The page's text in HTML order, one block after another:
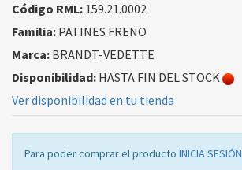
Código RML: 159.21.0002
Familia: PATINES FRENO
Marca: BRANDT-VEDETTE
Disponibilidad: HASTA FIN DEL STOCK
Ver disponibilidad en tu tienda
Para poder comprar el producto INICIA SESIÓN